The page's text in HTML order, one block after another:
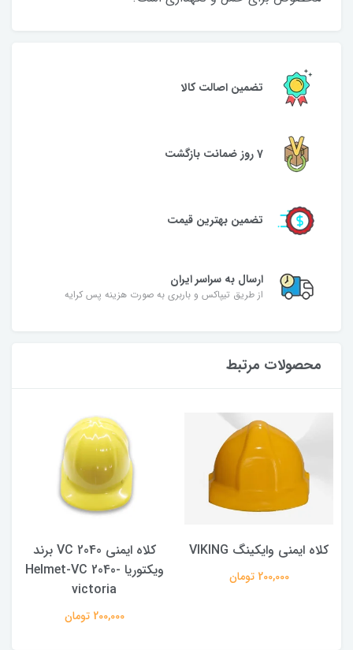
تضمین اصالت کالا
7 روز ضمانت بازگشت
تضمین بهترین قیمت
ارسال به سراسر ایران
از طریق تیپاکس و باربری به صورت هزینه پس کرایه
محصولات مرتبط
کلاه ایمنی وایکینگ VIKING
200,000 تومان
کلاه ایمنی VC 2040 برند
ویکتوریا Helmet-VC 2040-
victoria
200,000 تومان